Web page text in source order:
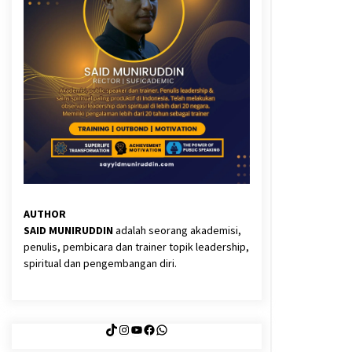
Said Muniruddin Latih Mental dan
Spiritual 80 Siswa YPHC
3 months ago
Eksistensi Iran dalam Tiga Ayat:
Memahami Aliansi Yahudi dan
Kristen dalam Dinamika Nubuwwat
4 months ago
AUTHOR
SAID MUNIRUDDINadalah seorang akademisi,
penulis, pembicara dan trainer topik leadership,
spiritual dan pengembangan diri.
TikTok
Instagram
YouTube
Facebook
WhatsApp